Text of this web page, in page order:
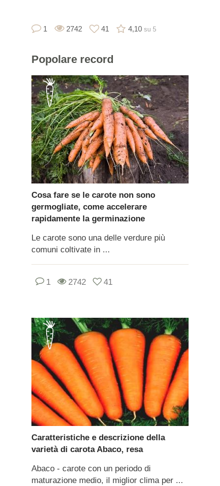
1 2742 41 4,10 su 5
Popolarerecord
Cosa fare se le carote non sono
germogliate, come accelerare
rapidamente la germinazione
Le carote sono una delle verdure più
comuni coltivate in ...
1 2742 41
Caratteristiche e descrizione della
varietà di carota Abaco, resa
Abaco - carote con un periodo di
maturazione medio, il miglior clima per ...